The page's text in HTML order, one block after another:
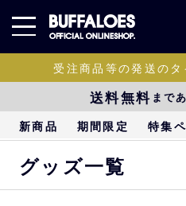
受注商品等の発送の
送料無料 まで
新商品 期間限定 特集
グッズ一覧